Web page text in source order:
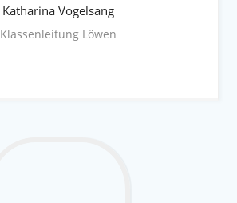
KatharinaVogelsang
Klassenleitung Löwen